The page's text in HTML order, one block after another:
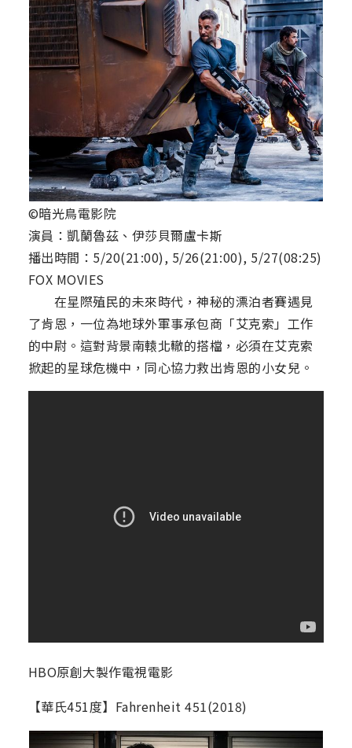
©暗光鳥電影院
演員：凱蘭魯茲、伊莎貝爾盧卡斯
播出時間：5/20(21:00), 5/26(21:00), 5/27(08:25)
FOX MOVIES
在星際殖民的未來時代，神秘的漂泊者賽遇見
了肯恩，一位為地球外軍事承包商「艾克索」工作
的中尉。這對背景南轅北轍的搭檔，必須在艾克索
掀起的星球危機中，同心協力救出肯恩的小女兒。
HBO原創大製作電視電影
【華氏451度】Fahrenheit 451(2018)